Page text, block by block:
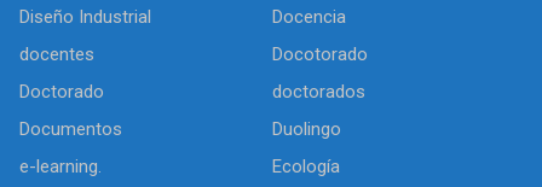
Diseño Industrial
Docencia
docentes
Docotorado
Doctorado
doctorados
Documentos
Duolingo
e-learning.
Ecología